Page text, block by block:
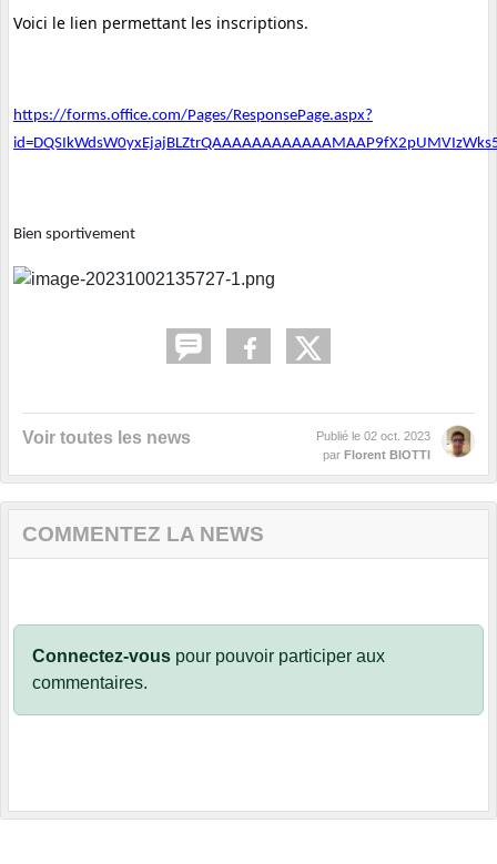
Voici le lien permettant les inscriptions.
https://forms.office.com/Pages/ResponsePage.aspx?
Bien sportivement
Voir toutes les news Publié le 02 oct. 2023
par Florent BIOTTI
COMMENTEZ LA NEWS
Connectez-vous pour pouvoir participer aux
commentaires.